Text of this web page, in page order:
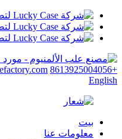
+8613925004056
English
بيت
معلومات عنا